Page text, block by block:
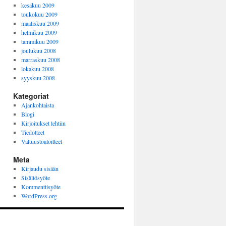
kesäkuu 2009
toukokuu 2009
maaliskuu 2009
helmikuu 2009
tammikuu 2009
joulukuu 2008
marraskuu 2008
lokakuu 2008
syyskuu 2008
Kategoriat
Ajankohtaista
Blogi
Kirjoitukset lehtiin
Tiedotteet
Valtuustoaloitteet
Meta
Kirjaudu sisään
Sisältösyöte
Kommenttisyöte
WordPress.org